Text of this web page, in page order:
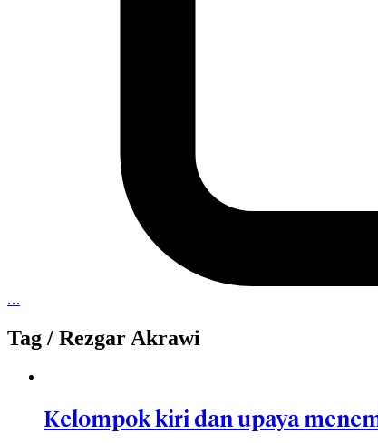
…
Tag / Rezgar Akrawi
Kelompok kiri dan upaya